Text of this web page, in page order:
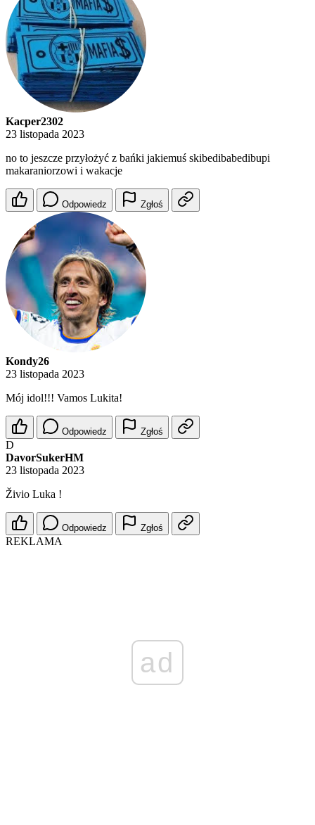
Kacper2302
23 listopada 2023
no to jeszcze przyłożyć z bańki jakiemuś skibedibabedibupi
makaraniorzowi i wakacje
Odpowiedz Zgłoś
Kondy26
23 listopada 2023
Mój idol!!! Vamos Lukita!
Odpowiedz Zgłoś
D
DavorSukerHM
23 listopada 2023
Živio Luka !
Odpowiedz Zgłoś
REKLAMA
ad